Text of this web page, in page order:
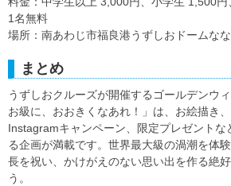
1名無料
場所：南あわじ市福良港うずしおドームな
まとめ
うずしおクルーズが開催するゴールデンウ
お級に、おおきくなあれ！」は、お絵描き、
Instagramキャンペーン、限定プレゼントな
る企画が満載です。世界最大級の渦潮を体
長を祝い、かけがえのない思い出を作る絶
う。